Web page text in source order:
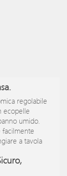
regolabile
ecopelle
umido.
facilmente
a tavola